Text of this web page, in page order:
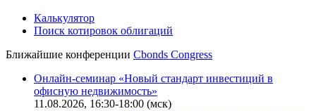
IT-аккредитация
Поиск котировок облигаций
Ближайшие конференцииCbonds Congress